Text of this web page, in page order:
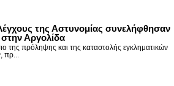
της Αστυνομίας συνελήφθησαν
Αργολίδα
της πρόληψης και της καταστολής εγκληματικών
πρ...